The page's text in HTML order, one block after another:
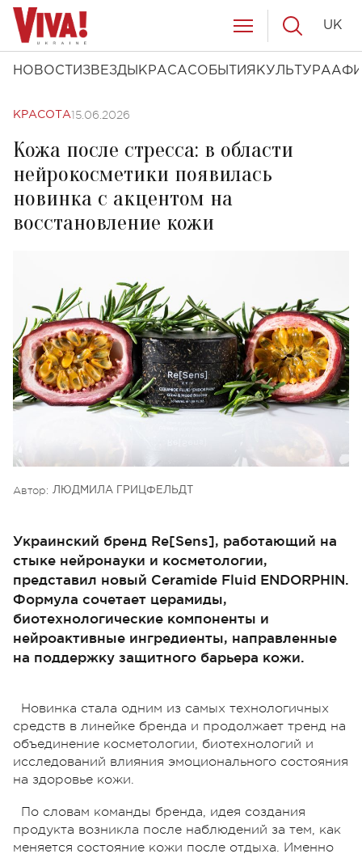
НОВОСТИ ЗВЕЗДЫ КРАСАСОБЫТИЯ КУЛЬТУРА
UK
КРАСОТА15.06.2026
Кожа после стресса: в области
нейрокосметики появилась
новинка с акцентом на
восстановление кожи
Автор: ЛЮДМИЛА ГРИЦФЕЛЬДТ
Украинский бренд Re[Sens], работающий на
стыке нейронауки и косметологии,
представил новый Ceramide Fluid ENDORPHIN.
Формула сочетает церамиды,
биотехнологические компоненты и
нейроактивные ингредиенты, направленные
на поддержку защитного барьера кожи.
Новинка стала одним из самых технологичных
средств в линейке бренда и продолжает тренд на
объединение косметологии, биотехнологий и
исследований влияния эмоционального состояния
на здоровье кожи.
По словам команды бренда, идея создания
продукта возникла после наблюдений за тем, как
меняется состояние кожи после отдыха. Именно